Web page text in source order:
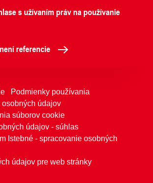
s užívaním práv na používanie
referencie
Podmienky používania
údajov
súborov cookie
údajov - súhlas
Istebné - spracovanie osobných
údajov pre web stránky